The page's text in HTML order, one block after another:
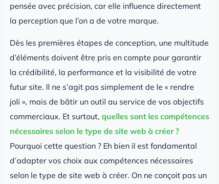
pensée avec précision, car elle influence directement
la perception que l’on a de votre marque.
Dès les premières étapes de conception, une multitude
d’éléments doivent être pris en compte pour garantir
la crédibilité, la performance et la visibilité de votre
futur site. Il ne s’agit pas simplement de le « rendre
joli », mais de bâtir un outil au service de vos objectifs
commerciaux. Et surtout, quelles sont les compétences
nécessaires selon le type de site web à créer ?
Pourquoi cette question ? Eh bien il est fondamental
d’adapter vos choix aux compétences nécessaires
selon le type de site web à créer. On ne conçoit pas un